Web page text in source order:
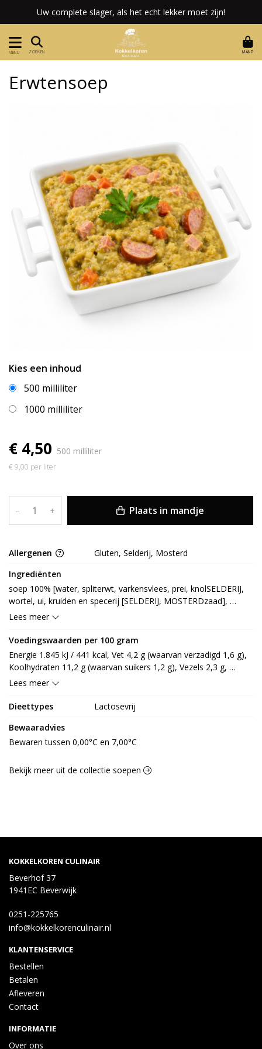
Uw complete slager, als het echt lekker moet zijn!
MENU ZOEKEN MAND
Erwtensoep
Kies een inhoud
500 milliliter
1000 milliliter
€ 4,50 500 milliliter
€ 9,00 per liter
– + Plaats in mandje
Allergenen
Gluten, Selderij, Mosterd
Ingrediënten
soep 100% [water, spliterwt, varkensvlees, prei, knolSELDERIJ,
wortel, ui, kruiden en specerij [SELDERIJ, MOSTERDzaad],
zetmeel (GLUTEN), zout, maltodextrine, gehydrolyseerd eiwit
zonnebloemolie, gebrande suiker, aroma (ui), SELDERIJzaad,
bietpoeder, gehydrolyseerd eiwit, aroma (TARWE), dextrose,
azijn, rook, antioxidant: E300, E301, E330, conserveermiddel:
E250, smaakversterker: E621, emulgator: E450, E452]
Lees meer
Voedingswaarden per 100 gram
Energie 1.845 kJ / 441 kcal, Vet 4,2 g (waarvan verzadigd 1,6 g),
Koolhydraten 11,2 g (waarvan suikers 1,2 g), Vezels 2,3 g,
Eiwitten 6 g, Zout 0,8 g.
Lees meer
Dieettypes
Lactosevrij
Bewaaradvies
Bewaren tussen 0,00°C en 7,00°C
Bekijk meer uit de collectie soepen
KOKKELKOREN CULINAIR
Beverhof 37
1941EC Beverwijk
0251-225765
info@kokkelkorenculinair.nl
KLANTENSERVICE
Bestellen
Betalen
Afleveren
Contact
INFORMATIE
Over ons